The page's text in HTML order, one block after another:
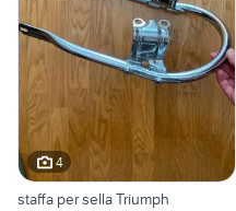
4
staffa per sella Triumph